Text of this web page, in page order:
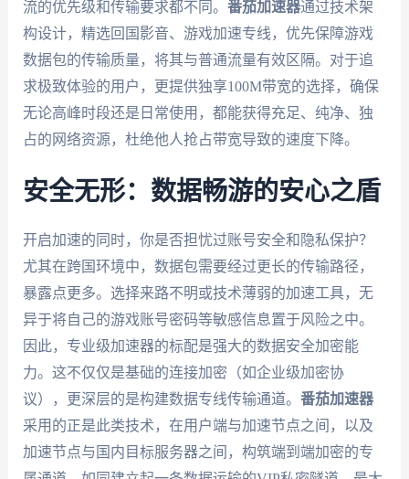
流的优先级和传输要求都不同。 番茄加速器通过技术架
构设计，精选回国影音、游戏加速专线，优先保障游戏
数据包的传输质量，将其与普通流量有效区隔。对于追
求极致体验的用户，更提供独享100M带宽的选择，确保
无论高峰时段还是日常使用，都能获得充足、纯净、独
占的网络资源，杜绝他人抢占带宽导致的速度下降。
安全无形：数据畅游的安心之盾
开启加速的同时，你是否担忧过账号安全和隐私保护？
尤其在跨国环境中，数据包需要经过更长的传输路径，
暴露点更多。选择来路不明或技术薄弱的加速工具，无
异于将自己的游戏账号密码等敏感信息置于风险之中。
因此，专业级加速器的标配是强大的数据安全加密能
力。这不仅仅是基础的连接加密（如企业级加密协
议），更深层的是构建数据专线传输通道。 番茄加速器
采用的正是此类技术，在用户端与加速节点之间，以及
加速节点与国内目标服务器之间，构筑端到端加密的专